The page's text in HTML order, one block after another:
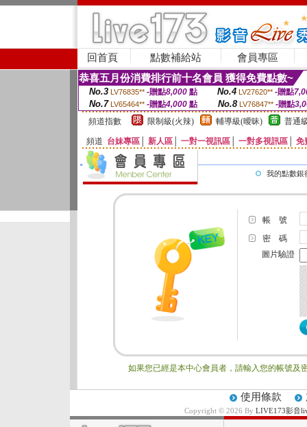
回首頁 點數補給站 會員專區
恭喜五月份消費排行前十名會員 獲得免費點數~
No.3 LV76835** -贈點8,000點 No.4 LV27620** -贈點
No.7 LV65464** -贈點4,000 點 No.8 LV76847** -贈點
頻道指數
限制級(火辣) 輔導級(曖昧) 普通
頻道 台妹專區 新人區 一對一視訊區 一對多視訊區 免
我的點數銀
帳 號
密 碼
圖片驗證
如果您已經是本中心會員者，請輸入您的帳號及
使用條款
Copyright © 2026 By LIVE173影音